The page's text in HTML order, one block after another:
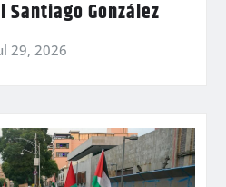
González
29, 2026